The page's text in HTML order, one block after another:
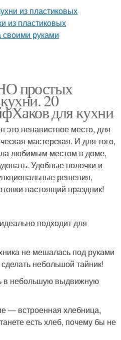
простых
20
для кухни
ненавистное место, для
мастерская. И для того,
любимым местом в доме,
Удобные полочки и
решения,
настоящий праздник!
подходит для
не мешалась под руками
небольшой тайник!
в небольшую выдвижную
— встроенная хлебница,
есть хлеб, почему бы не